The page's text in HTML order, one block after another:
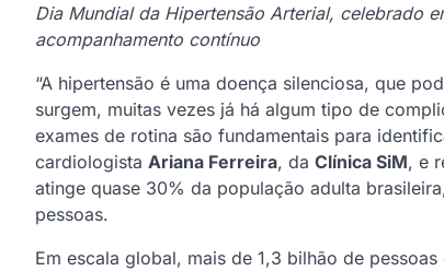
Dia Mundial da Hipertensão Arterial, celebrado
acompanhamento contínuo
“A hipertensão é uma doença silenciosa, que
surgem, muitas vezes já há algum tipo de
exames de rotina são fundamentais para
cardiologista Ariana Ferreira, da Clínica SiM, e
atinge quase 30% da população adulta
pessoas.
Em escala global, mais de 1,3 bilhão de